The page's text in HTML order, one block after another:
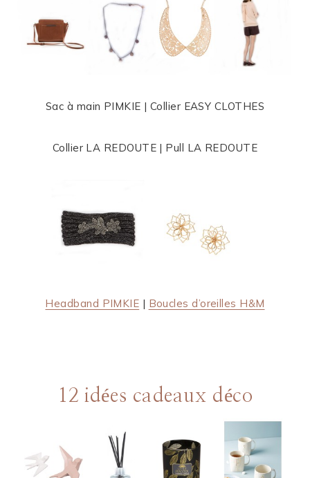
Sac à main PIMKIE | Collier EASY CLOTHES
Collier LA REDOUTE | Pull LA REDOUTE
Headband PIMKIE | Boucles d’oreilles H&M
12 idées cadeaux déco